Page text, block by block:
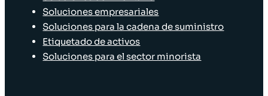
Soluciones empresariales
Soluciones para la cadena de suministro
Etiquetado de activos
Soluciones para el sector minorista